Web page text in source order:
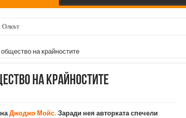
Олкът
на крайностите
на крайностите
Джоджо Мойс. Заради нея авторката спечели